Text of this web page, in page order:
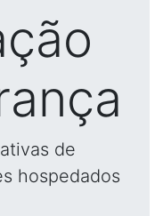
de
hospedados